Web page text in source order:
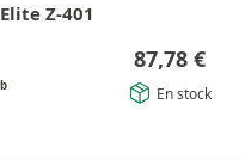
Z-401
87,78 €
En stock